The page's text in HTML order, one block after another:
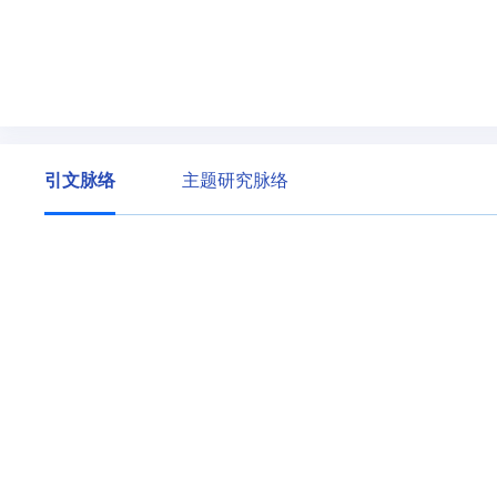
引文脉络 主题研究脉络